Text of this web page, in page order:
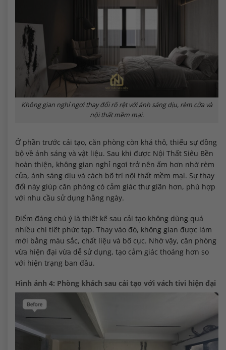
Không gian nghỉ ngơi thay đổi rõ rệt với ánh sáng dịu, rèm cửa và
nội thất mềm mại.
Ở phần trước cải tạo, căn phòng còn khá thô, thiếu sự đồng
bộ về ánh sáng và vật liệu. Sau khi được Nội Thất Siêu Bền
hoàn thiện, không gian nghỉ ngơi trở nên ấm hơn nhờ rèm
cửa, ánh sáng dịu và cách bố trí nội thất mềm mại. Sự thay
đổi này giúp căn phòng có cảm giác thư giãn hơn, phù hợp
với nhu cầu sử dụng hằng ngày.
Điểm đáng chú ý là thiết kế sau cải tạo không dùng quá
nhiều chi tiết phức tạp. Thay vào đó, không gian được làm
mới bằng màu sắc, chất liệu và bố cục. Nhờ vậy, căn phòng
vừa hiện đại vừa dễ sử dụng, tạo cảm giác thoáng hơn so
với hiện trạng ban đầu.
Hình ảnh 4: Phòng khách sau cải tạo với vách tivi hiện đại